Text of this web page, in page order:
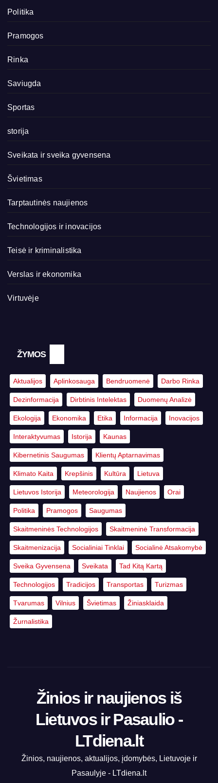
Politika
Pramogos
Rinka
Saviugda
Sportas
storija
Sveikata ir sveika gyvensena
Švietimas
Tarptautinės naujienos
Technologijos ir inovacijos
Teisė ir kriminalistika
Verslas ir ekonomika
Virtuvėje
ŽYMOS
Aktualijos Aplinkosauga Bendruomenė Darbo Rinka
Dezinformacija Dirbtinis Intelektas Duomenų Analizė
Ekologija Ekonomika Etika Informacija Inovacijos
Interaktyvumas Istorija Kaunas
Kibernetinis Saugumas Klientų Aptarnavimas
Klimato Kaita Krepšinis Kultūra Lietuva
Lietuvos Istorija Meteorologija Naujienos Orai
Politika Pramogos Saugumas
Skaitmeninės Technologijos Skaitmeninė Transformacija
Skaitmenizacija Socialiniai Tinklai Socialinė Atsakomybė
Sveika Gyvensena Sveikata Tad Kitą Kartą
Technologijos Tradicijos Transportas Turizmas
Tvarumas Vilnius Švietimas Žiniasklaida
Žurnalistika
Žinios ir naujienos iš
Lietuvos ir Pasaulio -
LTdiena.lt
Žinios, naujienos, aktualijos, įdomybės, Lietuvoje ir
Pasaulyje - LTdiena.lt